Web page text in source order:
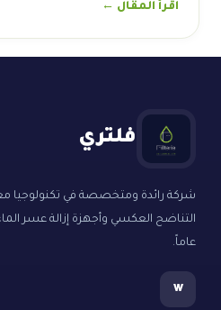
اقرأ المقال ←
فلتري
شركة رائدة ومتخصصة في تكنولوجيا
عاماً.
w